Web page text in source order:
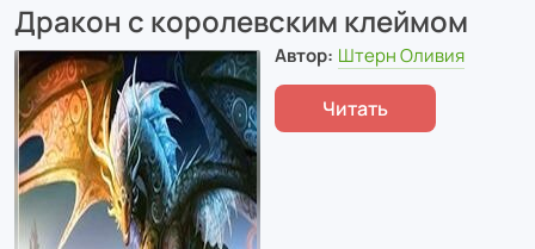
Дракон с королевским клеймом
Автор: Штерн Оливия
Читать